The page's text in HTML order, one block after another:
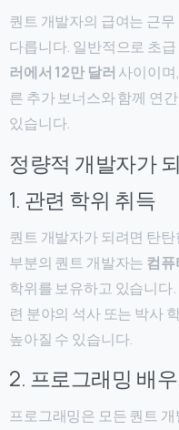
퀀트 개발자의 급여는 근
다릅니다. 일반적으로 초
러에서 12만 달러 사이이
른 추가 보너스와 함께 연간
있습니다.
정량적 개발자가
1. 관련 학위 취득
퀀트 개발자가 되려면 탄
부분의 퀀트 개발자는 컴
학위를 보유하고 있습니다
련 분야의 석사 또는 박사
높아질 수 있습니다.
2. 프로그래밍 배
프로그래밍은 모든 퀀트